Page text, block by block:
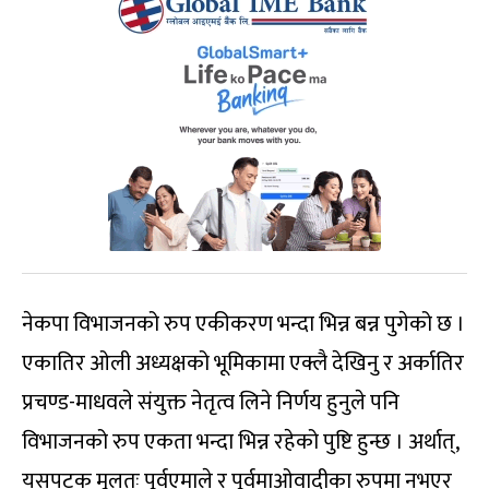
नेकपा विभाजनको रुप एकीकरण भन्दा भिन्न बन्न पुगेको छ ।
एकातिर ओली अध्यक्षको भूमिकामा एक्लै देखिनु र अर्कातिर
प्रचण्ड-माधवले संयुक्त नेतृत्व लिने निर्णय हुनुले पनि
विभाजनको रुप एकता भन्दा भिन्न रहेको पुष्टि हुन्छ । अर्थात्,
यसपटक मूलतः पूर्वएमाले र पूर्वमाओवादीका रुपमा नभएर